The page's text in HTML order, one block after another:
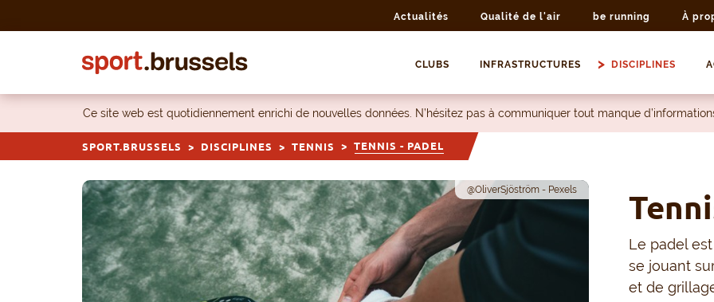
Actualités Qualité de l'air be running À
CLUBS INFRASTRUCTURES DISCIPLINES
Ce site web est quotidiennement enrichi de nouvelles données. N’hésitez pas à communiquer tout manque
SPORT.BRUSSELS DISCIPLINES TENNIS TENNIS - PADEL
@OliverSjöström - Pexels
Le padel
se jouant
et de